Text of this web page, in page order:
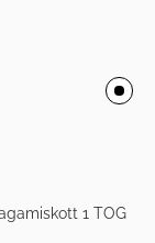
1 TOG